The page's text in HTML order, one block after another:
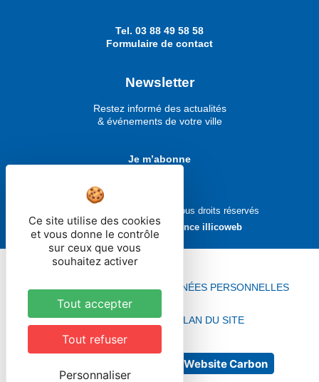
Tel. 03 88 49 58 58
Formulaire de contact
Newsletter
Restez informé des actualités
& événements de votre ville
Je m’abonne
Ville de Molsheim © 2026 - Tous droits réservés
Réalisé avec ❤ par
l'agence illicoweb
MENTIONS LÉGALES DONNÉES PERSONNELLES
ACCESSIBILITÉ PLAN DU SITE
Website Carbon
Ce site utilise des cookies
et vous donne le contrôle
sur ceux que vous
souhaitez activer
Tout accepter
Tout refuser
Personnaliser